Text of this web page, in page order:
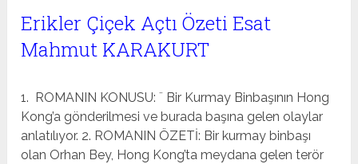
Erikler Çiçek Açtı Özeti Esat
Mahmut KARAKURT
1. ROMANIN KONUSU: ¨ Bir Kurmay Binbaşının Hong
Kong’a gönderilmesi ve burada başına gelen olaylar
anlatılıyor. 2. ROMANIN ÖZETİ: Bir kurmay binbaşı
olan Orhan Bey, Hong Kong’ta meydana gelen terör